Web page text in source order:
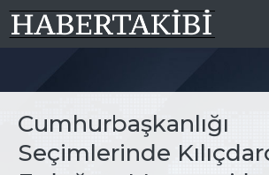
İçeriğe
atla
Cumhurbaşkanlığı
Seçimlerinde